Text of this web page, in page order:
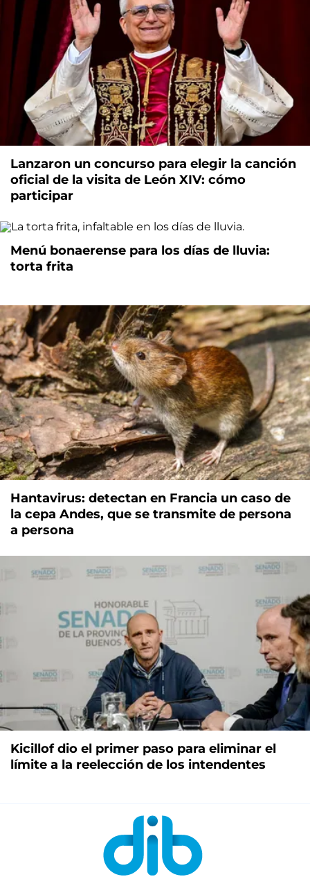
Lanzaron un concurso para elegir la canción
oficial de la visita de León XIV: cómo
participar
Menú bonaerense para los días de lluvia:
torta frita
Hantavirus: detectan en Francia un caso de
la cepa Andes, que se transmite de persona
a persona
Kicillof dio el primer paso para eliminar el
límite a la reelección de los intendentes